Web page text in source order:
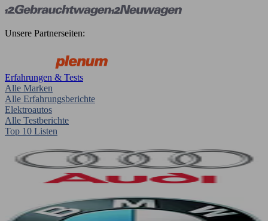
Unsere Partnerseiten:
Erfahrungen & Tests
Alle Marken
Alle Erfahrungsberichte
Elektroautos
Alle Testberichte
Top 10 Listen